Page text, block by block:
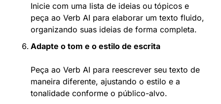
Inicie com uma lista de ideias ou tópicos e
peça ao Verb AI para elaborar um texto fluido,
organizando suas ideias de forma completa.
Adapte o tom e o estilo de escrita
Peça ao Verb AI para reescrever seu texto de
maneira diferente, ajustando o estilo e a
tonalidade conforme o público-alvo.